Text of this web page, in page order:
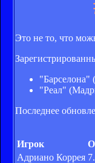
Это не то, что
"Барселона"
"Реал"
Последнее
Игрок
Адриано Коррея